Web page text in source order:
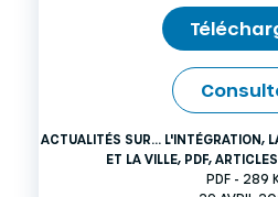
ACTUALITÉS SUR... L'INTÉGRATION,
ET LA VILLE, PDF,
PDF - 289